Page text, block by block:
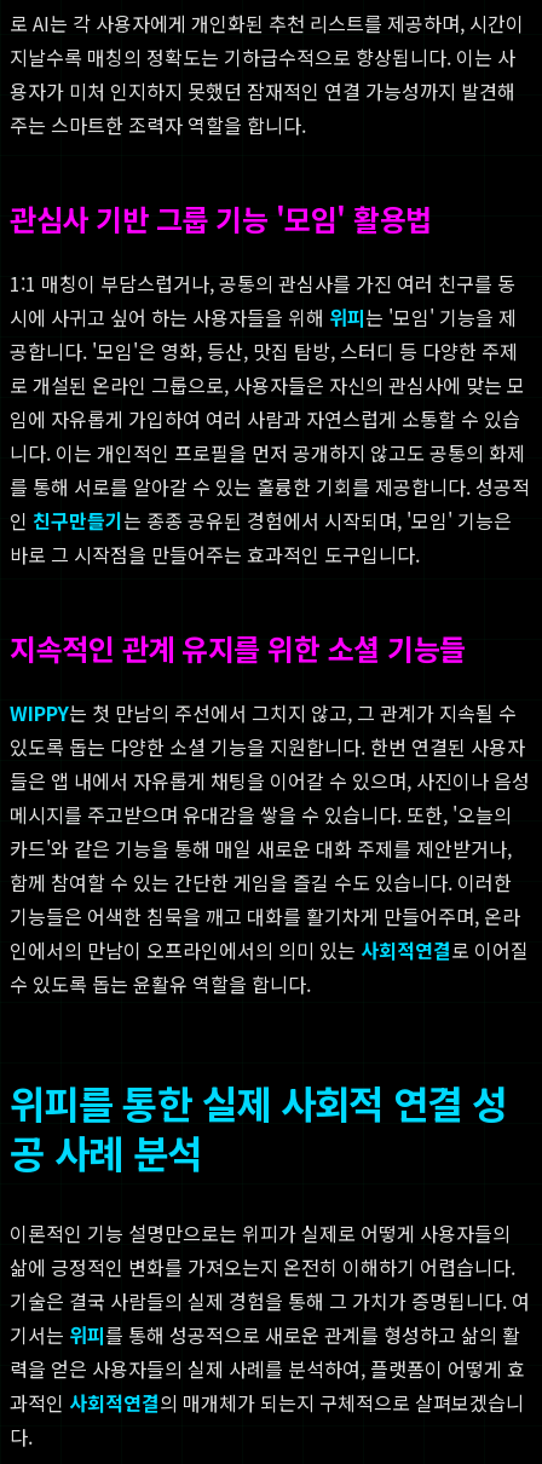
로 AI는 각 사용자에게 개인화된 추천 리스트를 제공하며, 시간이
지날수록 매칭의 정확도는 기하급수적으로 향상됩니다. 이는 사
용자가 미처 인지하지 못했던 잠재적인 연결 가능성까지 발견해
주는 스마트한 조력자 역할을 합니다.
관심사 기반 그룹 기능 '모임' 활용법
1:1 매칭이 부담스럽거나, 공통의 관심사를 가진 여러 친구를 동
시에 사귀고 싶어 하는 사용자들을 위해 위피는 '모임' 기능을 제
공합니다. '모임'은 영화, 등산, 맛집 탐방, 스터디 등 다양한 주제
로 개설된 온라인 그룹으로, 사용자들은 자신의 관심사에 맞는 모
임에 자유롭게 가입하여 여러 사람과 자연스럽게 소통할 수 있습
니다. 이는 개인적인 프로필을 먼저 공개하지 않고도 공통의 화제
를 통해 서로를 알아갈 수 있는 훌륭한 기회를 제공합니다. 성공적
인 친구만들기는 종종 공유된 경험에서 시작되며, '모임' 기능은
바로 그 시작점을 만들어주는 효과적인 도구입니다.
지속적인 관계 유지를 위한 소셜 기능들
WIPPY는 첫 만남의 주선에서 그치지 않고, 그 관계가 지속될 수
있도록 돕는 다양한 소셜 기능을 지원합니다. 한번 연결된 사용자
들은 앱 내에서 자유롭게 채팅을 이어갈 수 있으며, 사진이나 음성
메시지를 주고받으며 유대감을 쌓을 수 있습니다. 또한, '오늘의
카드'와 같은 기능을 통해 매일 새로운 대화 주제를 제안받거나,
함께 참여할 수 있는 간단한 게임을 즐길 수도 있습니다. 이러한
기능들은 어색한 침묵을 깨고 대화를 활기차게 만들어주며, 온라
인에서의 만남이 오프라인에서의 의미 있는 사회적연결로 이어질
수 있도록 돕는 윤활유 역할을 합니다.
위피를 통한 실제 사회적 연결 성
공 사례 분석
이론적인 기능 설명만으로는 위피가 실제로 어떻게 사용자들의
삶에 긍정적인 변화를 가져오는지 온전히 이해하기 어렵습니다.
기술은 결국 사람들의 실제 경험을 통해 그 가치가 증명됩니다. 여
기서는 위피를 통해 성공적으로 새로운 관계를 형성하고 삶의 활
력을 얻은 사용자들의 실제 사례를 분석하여, 플랫폼이 어떻게 효
과적인 사회적연결의 매개체가 되는지 구체적으로 살펴보겠습니
다.